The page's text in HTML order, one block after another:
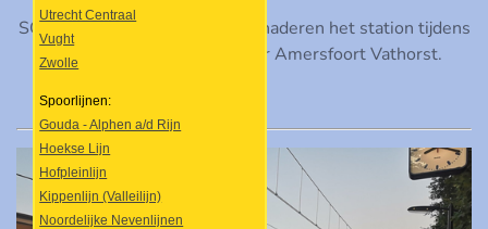
SGMm-stellen 2943 en 2953 naderen het station tijdens
een slag van Hoofddorp naar Amersfoort Vathorst.
Utrecht Centraal
Vught
Zwolle
Spoorlijnen:
Gouda - Alphen a/d Rijn
Hoekse Lijn
Hofpleinlijn
Kippenlijn (Valleilijn)
Noordelijke Nevenlijnen